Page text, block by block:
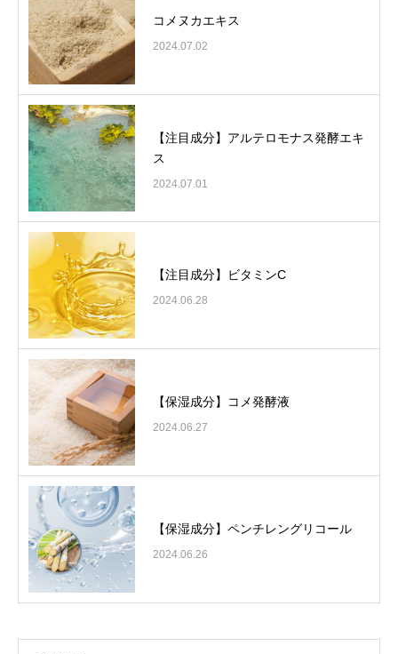
コメヌカエキス
2024.07.02
【注目成分】アルテロモナス発酵エキ
ス
2024.07.01
【注目成分】ビタミンC
2024.06.28
【保湿成分】コメ発酵液
2024.06.27
【保湿成分】ペンチレングリコール
2024.06.26